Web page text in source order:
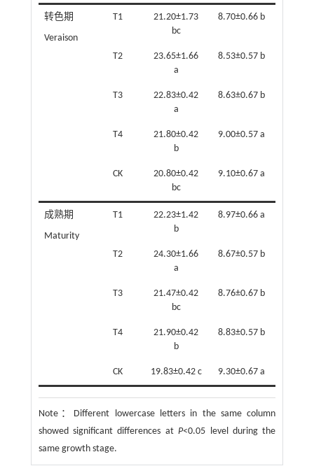
转色期​
Veraison
T1
21.20±1.73
bc
8.70±0.66 b
T2
23.65±1.66
a
8.53±0.57 b
T3
22.83±0.42
a
8.63±0.67 b
T4
21.80±0.42
b
9.00±0.57 a
CK
20.80±0.42
bc
9.10±0.67 a
成熟期​
Maturity
T1
22.23±1.42
b
8.97±0.66 a
T2
24.30±1.66
a
8.67±0.57 b
T3
21.47±0.42
bc
8.76±0.67 b
T4
21.90±0.42
b
8.83±0.57 b
CK 19.83±0.42 c 9.30±0.67 a
Note： Different lowercase letters in the same column
showed significant differences atP<0.05 level during the
same growth stage.